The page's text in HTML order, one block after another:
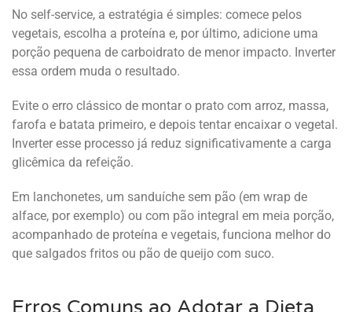
No self-service, a estratégia é simples: comece pelos
vegetais, escolha a proteína e, por último, adicione uma
porção pequena de carboidrato de menor impacto. Inverter
essa ordem muda o resultado.
Evite o erro clássico de montar o prato com arroz, massa,
farofa e batata primeiro, e depois tentar encaixar o vegetal.
Inverter esse processo já reduz significativamente a carga
glicêmica da refeição.
Em lanchonetes, um sanduíche sem pão (em wrap de
alface, por exemplo) ou com pão integral em meia porção,
acompanhado de proteína e vegetais, funciona melhor do
que salgados fritos ou pão de queijo com suco.
Erros Comuns ao Adotar a Dieta